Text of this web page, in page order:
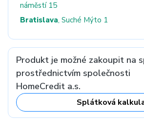
náměstí 15
Bratislava, Suché Mýto 1
Produkt je možné zakoupit na
prostřednictvím společnosti
HomeCredit a.s.
Splátková